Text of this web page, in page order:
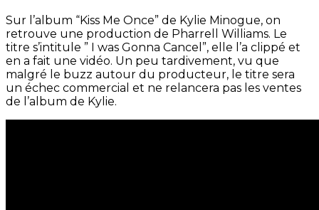
Sur l’album “Kiss Me Once” de Kylie Minogue, on
retrouve une production de Pharrell Williams. Le
titre s’intitule ” I was Gonna Cancel”, elle l’a clippé et
en a fait une vidéo. Un peu tardivement, vu que
malgré le buzz autour du producteur, le titre sera
un échec commercial et ne relancera pas les ventes
de l’album de Kylie.